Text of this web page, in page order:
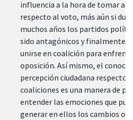
influencia a la hora de tomar
respecto al voto, más aún si
muchos años los partidos
sido antagónicos y finalmente
unirse en coalición para
oposición. Así mismo, el
percepción ciudadana respecto
coaliciones es una manera de
entender las emociones que
generar en ellos los cambios o